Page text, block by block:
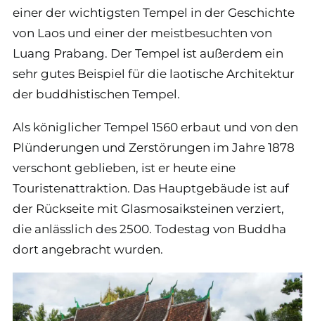
einer der wichtigsten Tempel in der Geschichte
von Laos und einer der meistbesuchten von
Luang Prabang. Der Tempel ist außerdem ein
sehr gutes Beispiel für die laotische Architektur
der buddhistischen Tempel.
Als königlicher Tempel 1560 erbaut und von den
Plünderungen und Zerstörungen im Jahre 1878
verschont geblieben, ist er heute eine
Touristenattraktion. Das Hauptgebäude ist auf
der Rückseite mit Glasmosaiksteinen verziert,
die anlässlich des 2500. Todestag von Buddha
dort angebracht wurden.